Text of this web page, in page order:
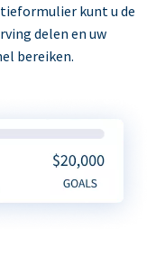
kunt u de
delen en uw
bereiken.